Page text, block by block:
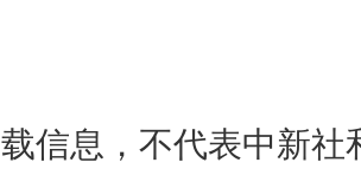
信息，不代表中新